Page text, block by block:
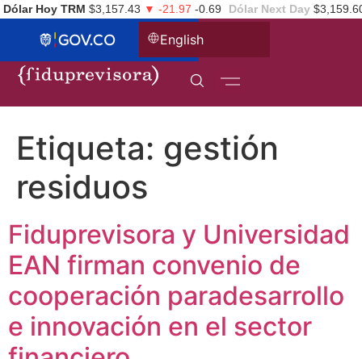
Dólar Hoy TRM $3,157.43 ▼ -21.97 -0.69 Dólar Next Day
English
Etiqueta: gestión
residuos
Fiduprevisora y Universidad
EAN firman convenio de
cooperación paradesarrollo
e innovación en el sector